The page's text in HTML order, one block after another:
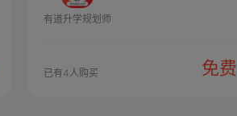
有道升学规划师
已有4人购买 免费